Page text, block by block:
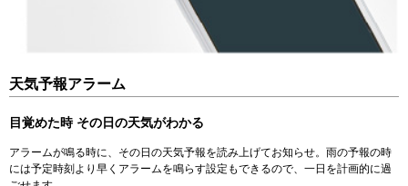
天気予報アラーム
目覚めた時 その日の天気がわかる
アラームが鳴る時に、その日の天気予報を読み上げてお知らせ。雨の予報の時
には予定時刻より早くアラームを鳴らす設定もできるので、一日を計画的に過